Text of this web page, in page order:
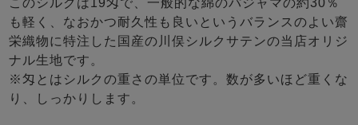
このシルクは19匁で、一般的な綿のパジャマの約30％
も軽く、なおかつ耐久性も良いというバランスのよい齋
栄織物に特注した国産の川俣シルクサテンの当店オリジ
ナル生地です。
※匁とはシルクの重さの単位です。数が多いほど重くな
り、しっかりします。